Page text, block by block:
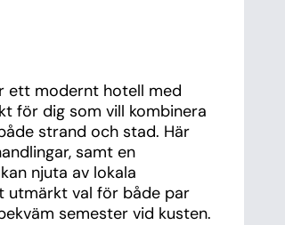
ett modernt hotell med
för dig som vill kombinera
strand och stad. Här
samt en
njuta av lokala
utmärkt val för både par
semester vid kusten.